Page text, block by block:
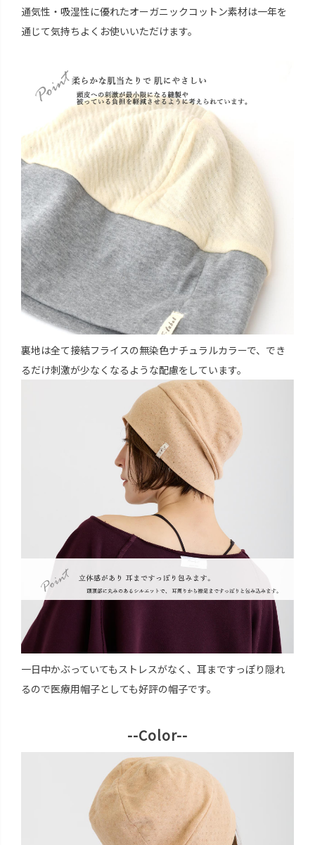
通気性・吸湿性に優れたオーガニックコットン素材は一年を
通じて気持ちよくお使いいただけます。
裏地は全て接結フライスの無染色ナチュラルカラーで、でき
るだけ刺激が少なくなるような配慮をしています。
一日中かぶっていてもストレスがなく、耳まですっぽり隠れ
るので医療用帽子としても好評の帽子です。
--Color--